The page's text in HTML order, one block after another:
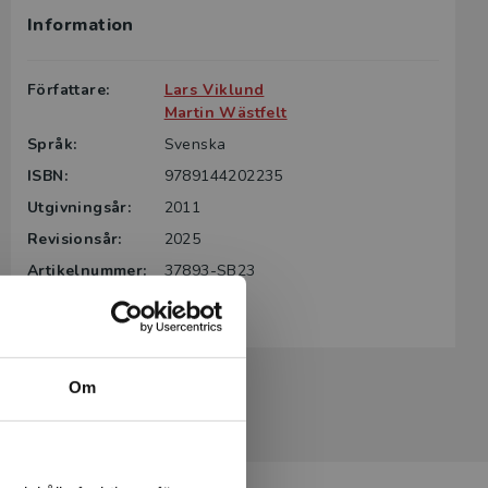
Om
till boken
för din
kontakta
det gäller
Information
Författare:
Lars Viklund
Martin Wästfelt
Språk:
Svenska
ISBN:
9789144202235
Utgivningsår:
2011
Revisionsår:
2025
Artikelnummer:
37893-SB23
23